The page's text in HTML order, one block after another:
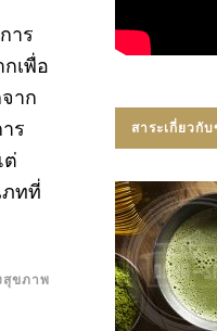
าร
เพื่อ
าก
ร
ต่
ภทที่
สุขภาพ
สาระเกี่ยวกั